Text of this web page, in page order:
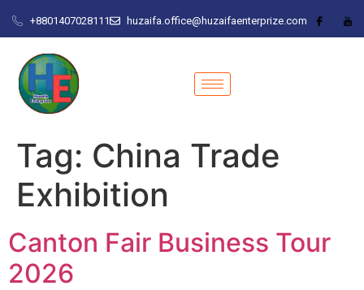
+8801407028111 huzaifa.office@huzaifaenterprize.com
Tag: China Trade
Exhibition
Canton Fair Business Tour
2026